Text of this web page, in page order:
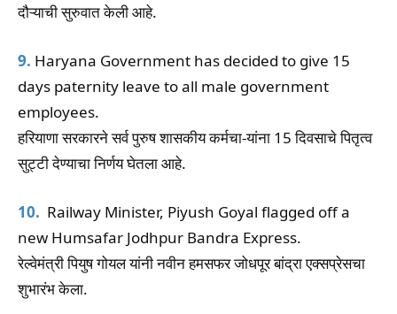
दौऱ्याची सुरुवात केली आहे.
9. Haryana Government has decided to give 15
days paternity leave to all male government
employees.
हरियाणा सरकारने सर्व पुरुष शासकीय कर्मचा-यांना 15 दिवसाचे पितृत्व
सुट्टी देण्याचा निर्णय घेतला आहे.
10. Railway Minister, Piyush Goyal flagged off a
new Humsafar Jodhpur Bandra Express.
रेल्वेमंत्री पियुष गोयल यांनी नवीन हमसफर जोधपूर बांद्रा एक्सप्रेसचा
शुभारंभ केला.